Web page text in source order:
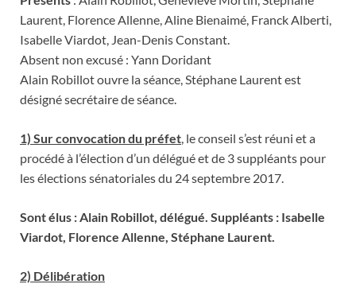
Laurent, Florence Allenne, Aline Bienaimé, Franck Alberti,
Isabelle Viardot, Jean-Denis Constant.
Absent non excusé : Yann Doridant
Alain Robillot ouvre la séance, Stéphane Laurent est
désigné secrétaire de séance.
1) Sur convocation du préfet, le conseil s’est réuni et a
procédé à l’élection d’un délégué et de 3 suppléants pour
les élections sénatoriales du 24 septembre 2017.
Sont élus : Alain Robillot, délégué. Suppléants : Isabelle
Viardot, Florence Allenne, Stéphane Laurent.
2) Délibération